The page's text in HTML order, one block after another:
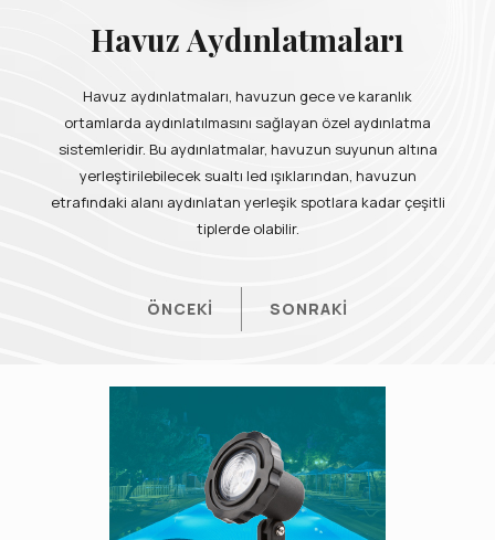
ÖNCEKİ SONRAKİ
Havuz Aydınlatmaları
Havuz aydınlatmaları, havuzun gece ve karanlık
ortamlarda aydınlatılmasını sağlayan özel aydınlatma
sistemleridir. Bu aydınlatmalar, havuzun suyunun altına
yerleştirilebilecek sualtı led ışıklarından, havuzun
etrafındaki alanı aydınlatan yerleşik spotlara kadar çeşitli
tiplerde olabilir.